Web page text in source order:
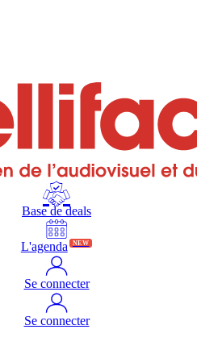
Base de deals
L'agenda NEW
Se connecter
Se connecter